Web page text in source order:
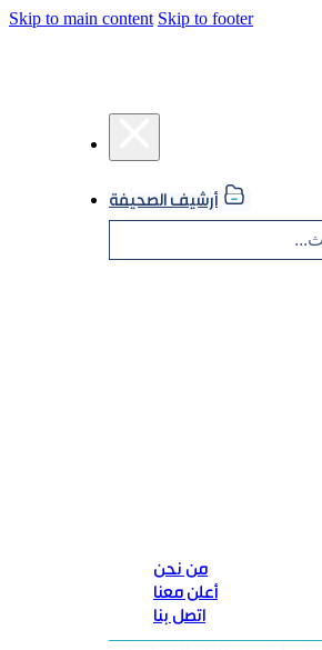
Skip to main content Skip to footer
أرشيف الصحيفة
من نحن
أعلن معنا
اتصل بنا